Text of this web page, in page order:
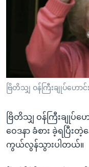
စာမျက်နှာ
သို့
ကျော်
ရန်
ရှာဖွေ
ရန်
မကြေးမုံရဲ့ အင်္ဂလိပ်စာ
ရုပ်ရှင်ထဲက အင်္ဂလိပ်စာ
သုတပဒေသာ အင်္ဂလိပ်စာ
ရေဒီယိုနှင့်ရုပ်သံ အချ
ရေဒီယို/တီဗွီအစီအစဉ်
Learning English
ဗွီအိုအေ လူမှုကွန်ယက်များ
ဘာသာစကားများ
ဗြိတိသျှ ဝန်ကြီးချုပ်ဟော
ဗြိတိသျှ ဝန်ကြီးချုပ်
ဝေဒနာ ခံစား ခဲ့ရပြီ
ကွယ်လွန်သွားပါတယ်။